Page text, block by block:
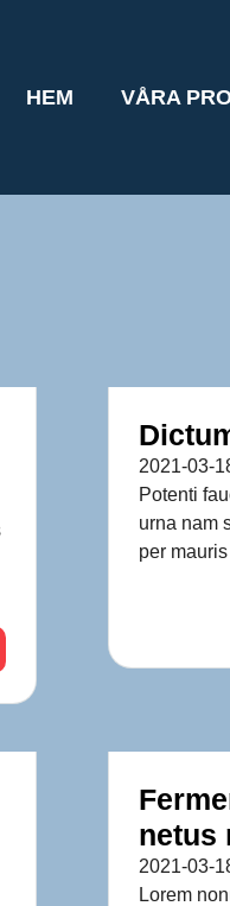
HEM VÅRA
2021-03-
Potenti
urna nam
per
netus
2021-03-
Lorem